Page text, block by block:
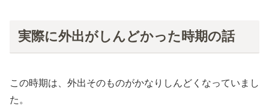
実際に外出がしんどかった時期の話
この時期は、外出そのものがかなりしんどくなっていまし
た。